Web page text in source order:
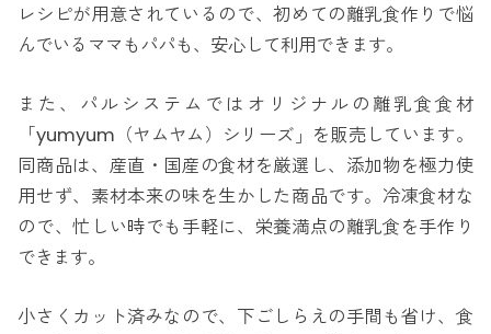
レシピが用意されているので、初めての離乳食作りで悩
んでいるママもパパも、安心して利用できます。
また、パルシステムではオリジナルの離乳食食材
「yumyum（ヤムヤム）シリーズ」を販売しています。
同商品は、産直・国産の食材を厳選し、添加物を極力使
用せず、素材本来の味を生かした商品です。冷凍食材な
ので、忙しい時でも手軽に、栄養満点の離乳食を手作り
できます。
小さくカット済みなので、下ごしらえの手間も省け、食